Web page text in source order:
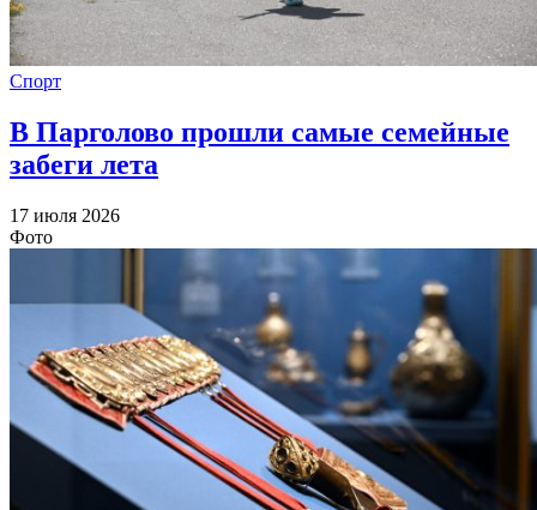
Спорт
В Парголово прошли самые семейные
забеги лета
17 июля 2026
Фото